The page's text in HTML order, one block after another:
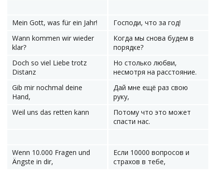
Mein Gott, was für ein Jahr!
Господи, что за год!
Wann kommen wir wieder
klar?
Когда мы снова будем в
порядке?
Doch so viel Liebe trotz
Distanz
Но столько любви,
несмотря на расстояние.
Gib mir nochmal deine
Hand,
Дай мне ещё раз свою
руку,
Weil uns das retten kann
Потому что это может
спасти нас.
Wenn 10.000 Fragen und
Ängste in dir,
Если 10000 вопросов и
страхов в тебе,